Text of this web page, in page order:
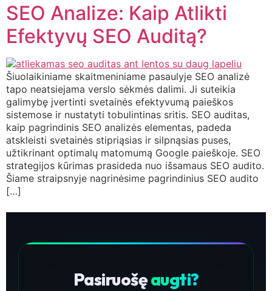
SEO Analize: Kaip Atlikti
Efektyvų SEO Auditą?
Šiuolaikiniame skaitmeniniame pasaulyje SEO analizė
tapo neatsiejama verslo sėkmės dalimi. Ji suteikia
galimybę įvertinti svetainės efektyvumą paieškos
sistemose ir nustatyti tobulintinas sritis. SEO auditas,
kaip pagrindinis SEO analizės elementas, padeda
atskleisti svetainės stipriąsias ir silpnąsias puses,
užtikrinant optimalų matomumą Google paieškoje. SEO
strategijos kūrimas prasideda nuo išsamaus SEO audito.
Šiame straipsnyje nagrinėsime pagrindinius SEO audito
[…]
Pasiruošęaugti?